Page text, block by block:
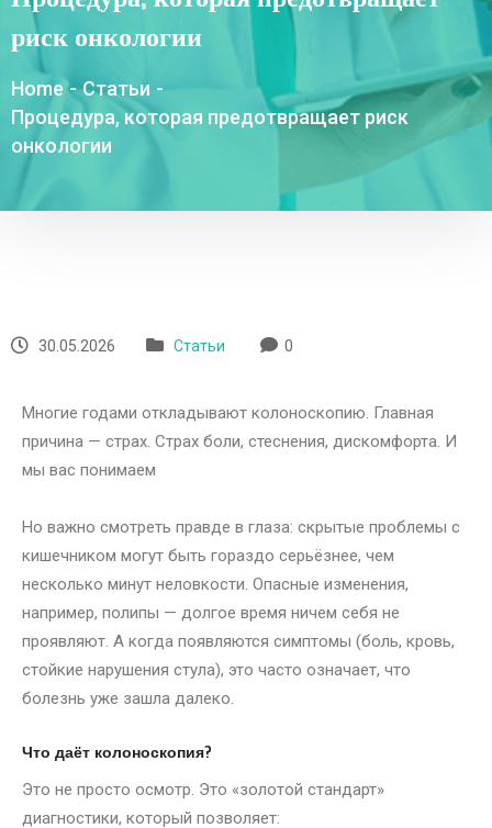
риск онкологии
Home - Статьи -
Процедура, которая предотвращает риск
онкологии
30.05.2026 Статьи 0
Многие годами откладывают колоноскопию. Главная
причина — страх. Страх боли, стеснения, дискомфорта. И
мы вас понимаем
Но важно смотреть правде в глаза: скрытые проблемы с
кишечником могут быть гораздо серьёзнее, чем
несколько минут неловкости. Опасные изменения,
например, полипы — долгое время ничем себя не
проявляют. А когда появляются симптомы (боль, кровь,
стойкие нарушения стула), это часто означает, что
болезнь уже зашла далеко.
Что даёт колоноскопия?
Это не просто осмотр. Это «золотой стандарт»
диагностики, который позволяет: